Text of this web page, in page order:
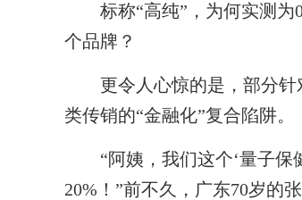
标称“高纯”，为何实测为0
个品牌？
更令人心惊的是，部分针
类传销的“金融化”复合陷阱。
“阿姨，我们这个‘量子保
20%！”前不久，广东70岁的